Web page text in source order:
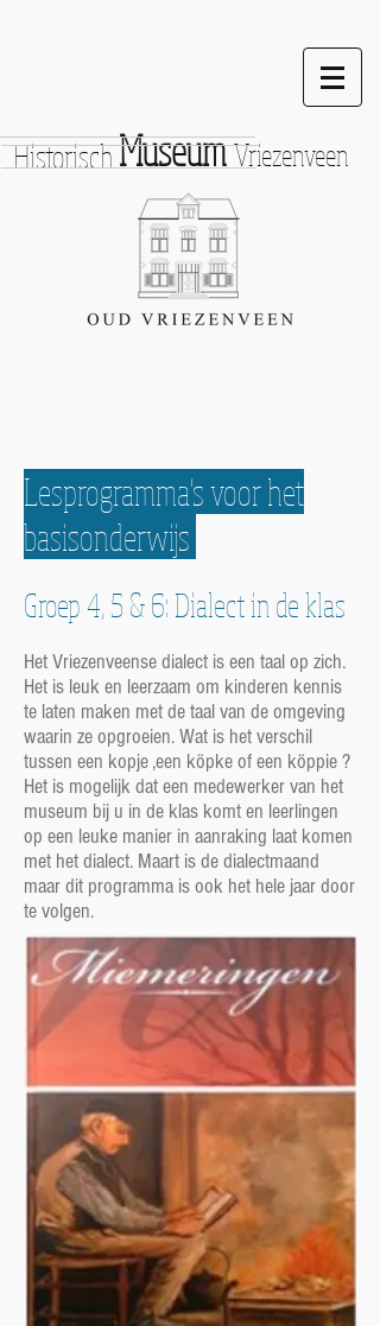
HistorischMuseumVriezenveen
Lesprogramma's voor het
basisonderwijs
Groep 4, 5 & 6: Dialect in de klas
Het Vriezenveense dialect is een taal op zich.
Het is leuk en leerzaam om kinderen kennis
te laten maken met de taal van de omgeving
waarin ze opgroeien. Wat is het verschil
tussen een kopje ,een köpke of een köppie ?
Het is mogelijk dat een medewerker van het
museum bij u in de klas komt en leerlingen
op een leuke manier in aanraking laat komen
met het dialect. Maart is de dialectmaand
maar dit programma is ook het hele jaar door
te volgen.